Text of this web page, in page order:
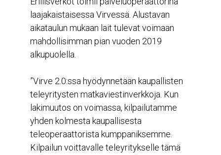
laajakaistaisessa Virvessä. Alustavan
aikataulun mukaan lait tulevat voimaan
mahdollisimman pian vuoden 2019
alkupuolella.
”Virve 2.0:ssa hyödynnetään kaupallisten
teleyritysten matkaviestinverkkoja. Kun
lakimuutos on voimassa, kilpailutamme
yhden kolmesta kaupallisesta
teleoperaattorista kumppaniksemme.
Kilpailun voittavalle teleyritykselle tämä